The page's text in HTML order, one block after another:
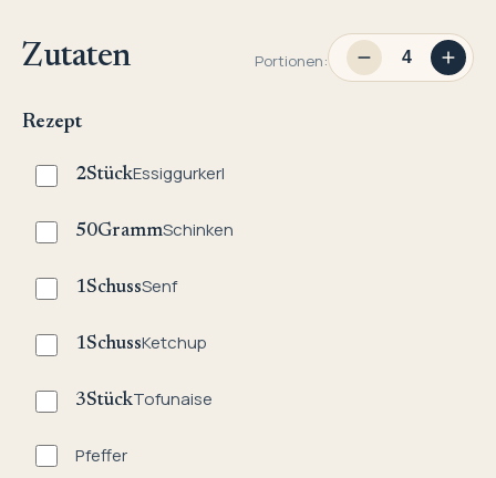
Zutaten Portionen:
Rezept
2StückEssiggurkerl
50GrammSchinken
1SchussSenf
1SchussKetchup
3StückTofunaise
Pfeffer